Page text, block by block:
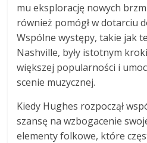
mu eksplorację nowych
również pomógł w dotarciu
Wspólne występy, takie jak
Nashville, były istotnym
większej popularności i
scenie muzycznej.
Kiedy Hughes rozpoczął
szansę na wzbogacenie
elementy folkowe, które